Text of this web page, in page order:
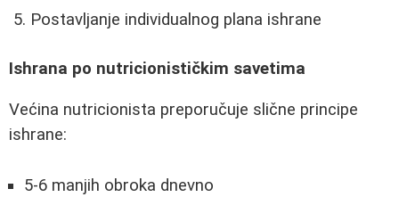
Postavljanje individualnog plana ishrane
Ishrana po nutricionističkim savetima
Većina nutricionista preporučuje slične principe
ishrane:
5-6 manjih obroka dnevno